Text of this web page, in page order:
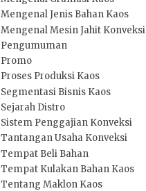
Mengenal Jenis Bahan Kaos
Mengenal Mesin Jahit Konveksi
Pengumuman
Promo
Proses Produksi Kaos
Segmentasi Bisnis Kaos
Sejarah Distro
Sistem Penggajian Konveksi
Tantangan Usaha Konveksi
Tempat Beli Bahan
Tempat Kulakan Bahan Kaos
Tentang Maklon Kaos